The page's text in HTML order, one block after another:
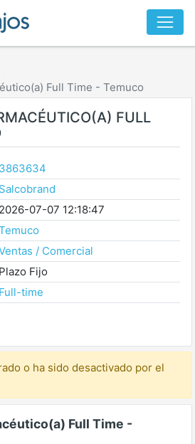
Full Time - Temuco
FULL
3863634
Salcobrand
2026-07-07 12:18:47
/ Comercial
Plazo Fijo
Full-time
o ha sido desactivado por el
Full Time -